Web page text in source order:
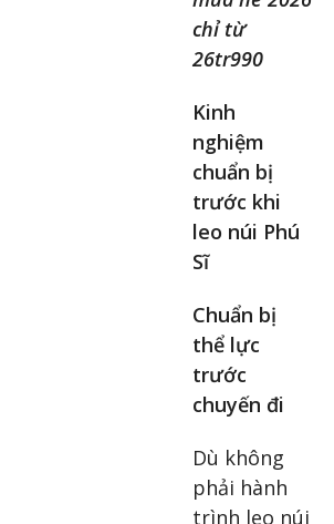
chỉ từ
26tr990
Kinh
nghiệm
chuẩn bị
trước khi
leo núi Phú
Sĩ
Chuẩn bị
thể lực
trước
chuyến đi
Dù không
phải hành
trình leo núi